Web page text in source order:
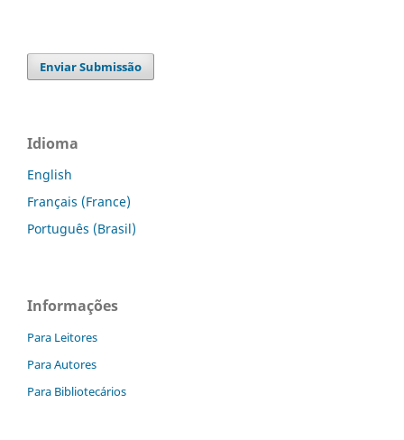
Enviar Submissão
Idioma
English
Français (France)
Português (Brasil)
Informações
Para Leitores
Para Autores
Para Bibliotecários